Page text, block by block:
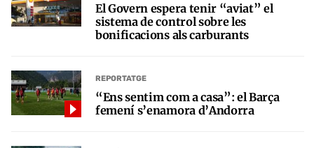
El Govern espera tenir “aviat” el
sistema de control sobre les
bonificacions als carburants
REPORTATGE
“Ens sentim com a casa”: el Barça
femení s’enamora d’Andorra